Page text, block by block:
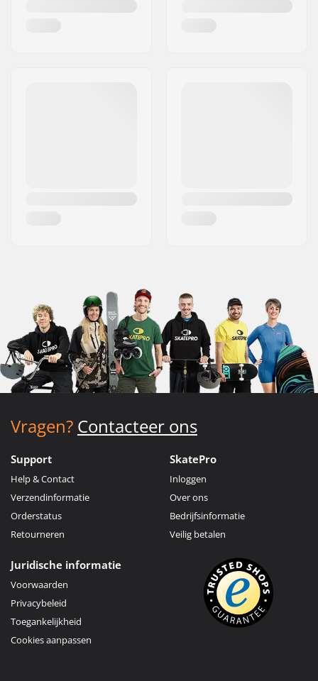
Vragen? Contacteer ons
Support
Help & Contact
Verzendinformatie
Orderstatus
Retourneren
SkatePro
Inloggen
Over ons
Bedrijfsinformatie
Veilig betalen
Juridische informatie
Voorwaarden
Privacybeleid
Toegankelijkheid
Cookies aanpassen